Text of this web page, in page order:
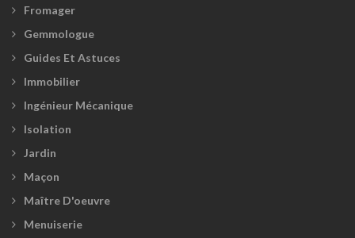
Fromager
Gemmologue
Guides Et Astuces
Immobilier
Ingénieur Mécanique
Isolation
Jardin
Maçon
Maître D'oeuvre
Menuiserie